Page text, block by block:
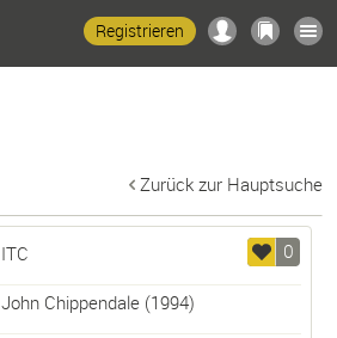
Registrieren
Zurück zur Hauptsuche
0
ITC
John Chippendale(1994)